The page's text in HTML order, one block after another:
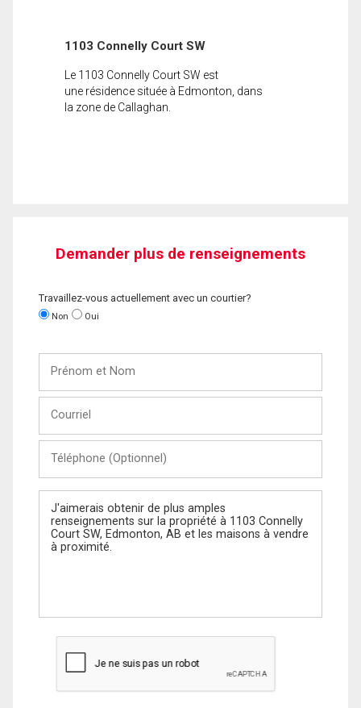
1103 Connelly Court SW
Le 1103 Connelly Court SW est
une résidence située à Edmonton, dans
la zone de Callaghan.
Demander plus de renseignements
Travaillez-vous actuellement avec un courtier?
Non Oui
Nom
(Optionnel)
Message